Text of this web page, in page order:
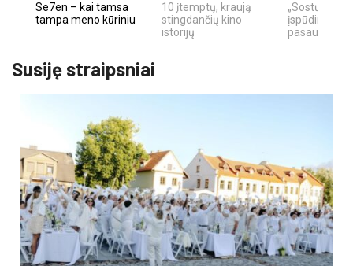
Se7en – kai tamsa
tampa meno kūriniu
10 įtemptų, kraują
stingdančių kino
istorijų
„Sostų
įspūdingas
pasaulio
Susiję straipsniai